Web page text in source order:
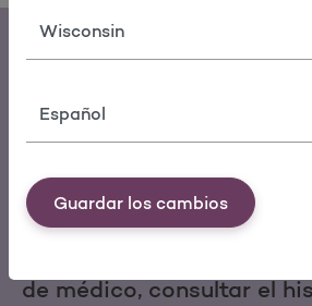
Estado
Idioma
Guardar los cambios
Descargar la
Molina
de médico, consultar el